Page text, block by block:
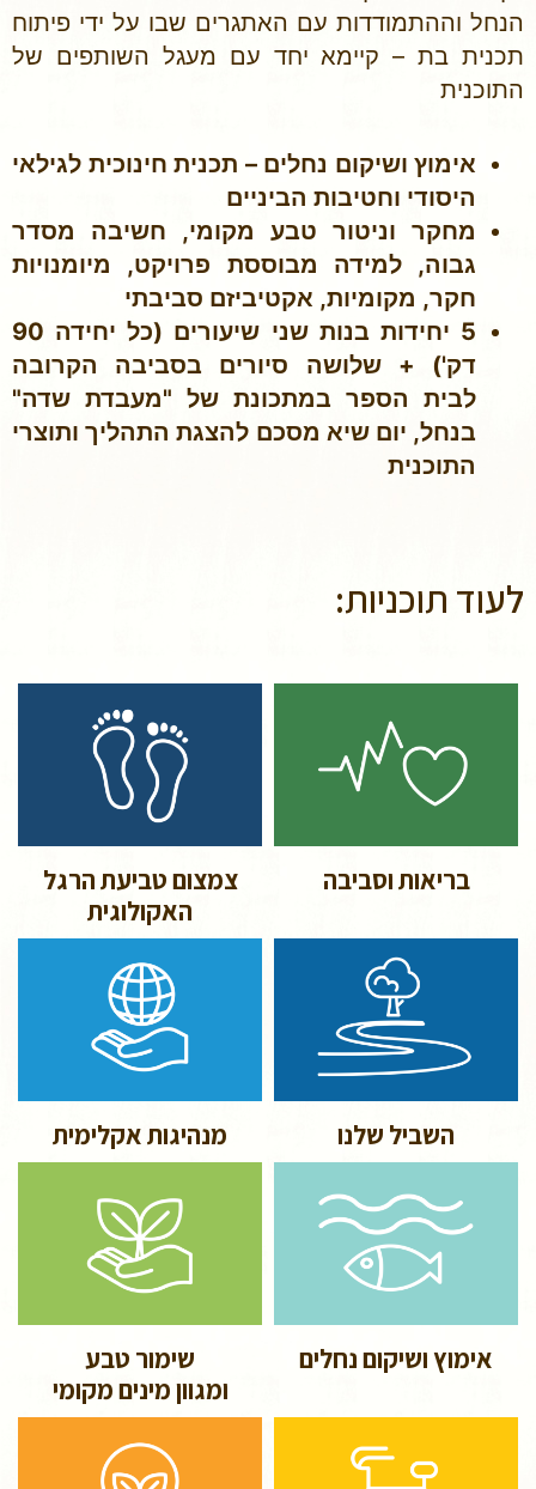
הנחל וההתמודדות עם האתגרים שבו על ידי פיתוח
תכנית בת – קיימא יחד עם מעגל השותפים של
התוכנית
אימוץ ושיקום נחלים – תכנית חינוכית לגילאי
היסודי וחטיבות הביניים
מחקר וניטור טבע מקומי, חשיבה מסדר
גבוה, למידה מבוססת פרויקט, מיומנויות
חקר, מקומיות, אקטיביזם סביבתי
5 יחידות בנות שני שיעורים (כל יחידה 90
דק') + שלושה סיורים בסביבה הקרובה
לבית הספר במתכונת של "מעבדת שדה"
בנחל, יום שיא מסכם להצגת התהליך ותוצרי
התוכנית
לעוד תוכניות:
בריאות וסביבה
צמצום טביעת הרגל
האקולוגית
השביל שלנו מנהיגות אקלימית
אימוץ ושיקום נחלים
שימור טבע
ומגוון מינים מקומי